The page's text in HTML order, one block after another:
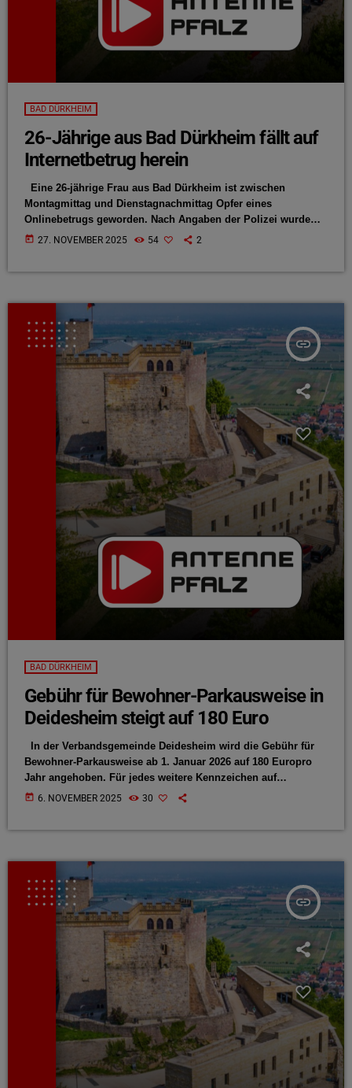
BAD DÜRKHEIM
26-Jährige aus Bad Dürkheim fällt auf
Internetbetrug herein
Eine 26-jährige Frau aus Bad Dürkheim ist zwischen
Montagmittag und Dienstagnachmittag Opfer eines
Onlinebetrugs geworden. Nach Angaben der Polizei wurde
sie über Instagram auf ein vermeintliches Verdienstangebot
Plattform „ertdynamik.com“ ein. Nach einer ersten Gutschrift
forderten die Betrüger […]
today 27. NOVEMBER 2025 54 2
insert_link
BAD DÜRKHEIM
Gebühr für Bewohner-Parkausweise in
Deidesheim steigt auf 180 Euro
In der Verbandsgemeinde Deidesheim wird die Gebühr für
Bewohner-Parkausweise ab 1. Januar 2026 auf 180 Europro
Jahr angehoben. Für jedes weitere Kennzeichen auf
demselben Ausweis werden 90 Euro fällig. Bisher betrug die
und Gemeinden. Die Einnahmen fließen […]
today 6. NOVEMBER 2025 30
insert_link